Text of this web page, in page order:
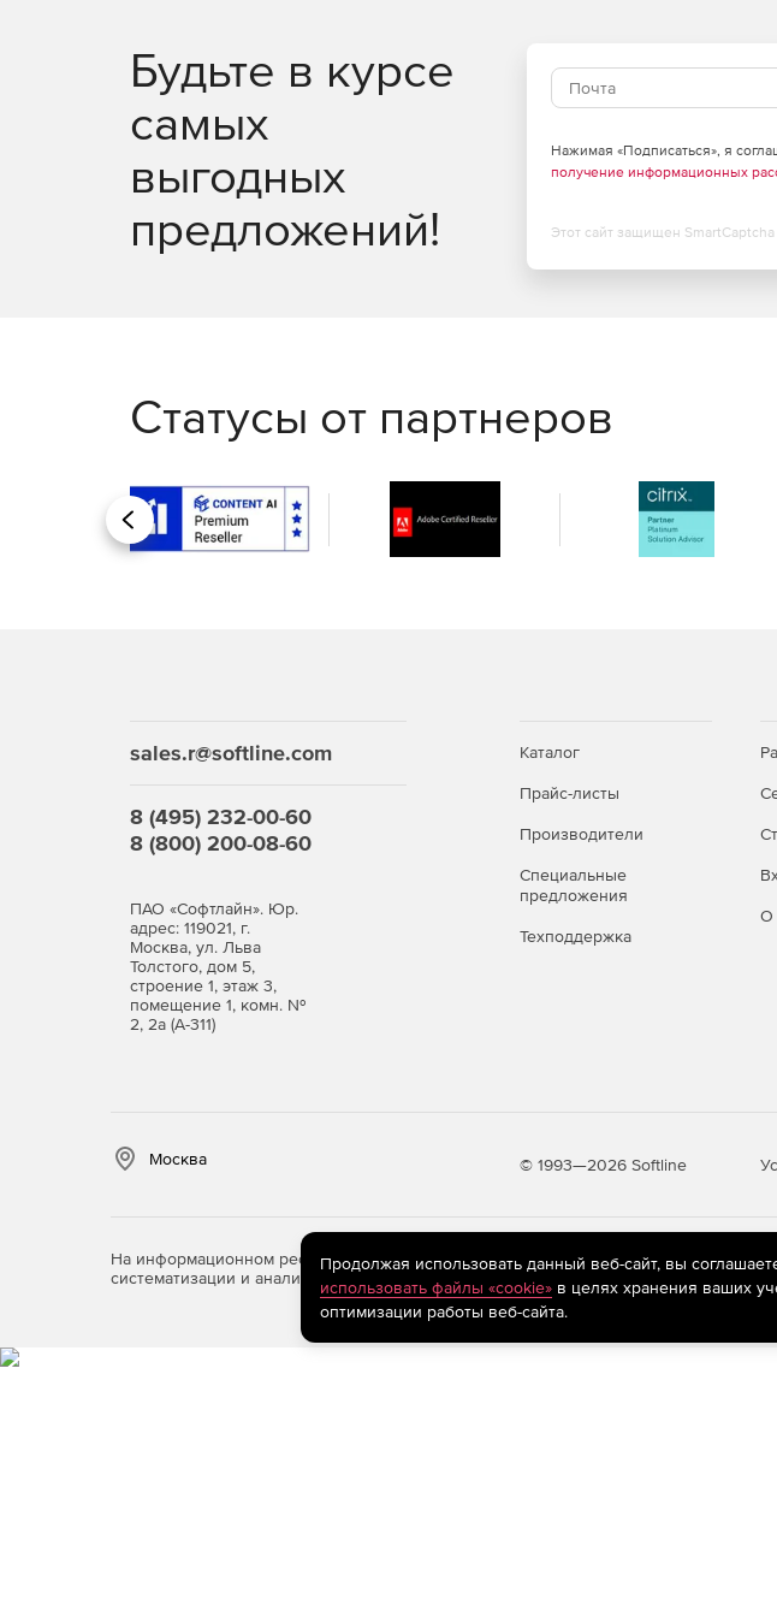
Будьте в курсе
самых
выгодных
предложений!
Нажимая «Подписаться», я
получение информационных
Этот сайт защищен
Статусы от партнеров
Назад
sales.r@softline.com
8 (495) 232-00-60
8 (800) 200-08-60
ПАО «Софтлайн». Юр.
адрес: 119021, г.
Москва, ул. Льва
Толстого, дом 5,
строение 1, этаж 3,
помещение 1, комн. №
2, 2а (А-311)
Каталог
Прайс-листы
Производители
Специальные
предложения
Техподдержка
О
Москва © 1993—2026 Softline
На информационном ресурсе store.softline.ru применяютсярекомендательные
систематизации и анализа сведений, относящихся к предпочтениям
Продолжая использовать данный веб-сайт, вы
использовать файлы «cookie»в целях хранения ваших
оптимизации работы веб-сайта.